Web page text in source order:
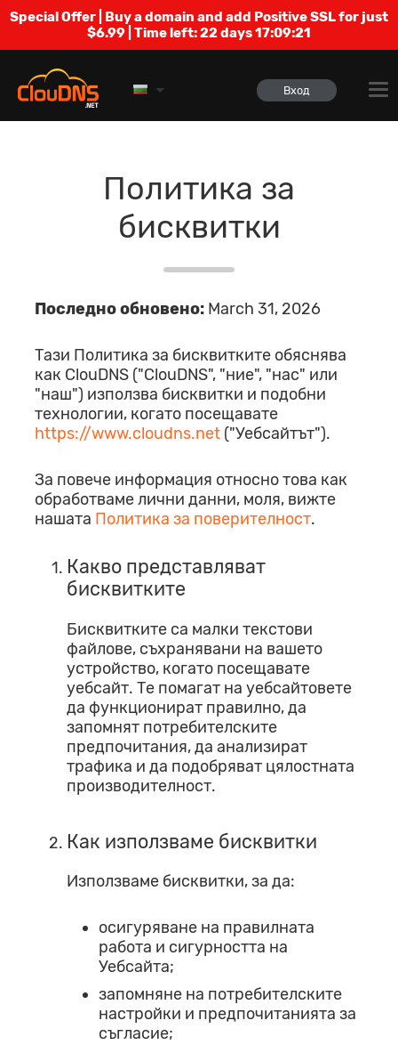
Special Offer | Buy a domain and add Positive SSL for just
$6.99 | Time left:22 days 17:09:21
Вход
Политика за
бисквитки
Последно обновено: March 31, 2026
Тази Политика за бисквитките обяснява
как ClouDNS ("ClouDNS", "ние", "нас" или
"наш") използва бисквитки и подобни
технологии, когато посещавате
https://www.cloudns.net ("Уебсайтът").
За повече информация относно това как
обработваме лични данни, моля, вижте
нашата Политика за поверителност.
Какво представляват
бисквитките
Бисквитките са малки текстови
файлове, съхранявани на вашето
устройство, когато посещавате
уебсайт. Те помагат на уебсайтовете
да функционират правилно, да
запомнят потребителските
предпочитания, да анализират
трафика и да подобряват цялостната
производителност.
Как използваме бисквитки
Използваме бисквитки, за да:
осигуряване на правилната
работа и сигурността на
Уебсайта;
запомняне на потребителските
настройки и предпочитанията за
съгласие;